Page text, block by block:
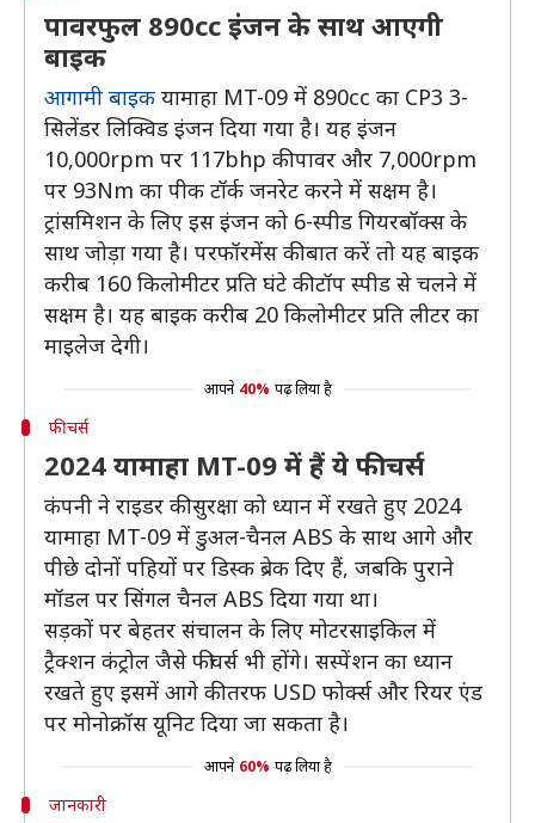
पावरफुल 890cc इंजन के साथ आएगी
बाइक
आगामी बाइक यामाहा MT-09 में 890cc का CP3 3-
सिलेंडर लिक्विड इंजन दिया गया है। यह इंजन
10,000rpm पर 117bhp की पावर और 7,000rpm
पर 93Nm का पीक टॉर्क जनरेट करने में सक्षम है।
ट्रांसमिशन के लिए इस इंजन को 6-स्पीड गियरबॉक्स के
साथ जोड़ा गया है। परफॉरमेंस की बात करें तो यह बाइक
करीब 160 किलोमीटर प्रति घंटे की टॉप स्पीड से चलने में
सक्षम है। यह बाइक करीब 20 किलोमीटर प्रति लीटर का
माइलेज देगी।
आपने 40% पढ़ लिया है
फीचर्स
2024 यामाहा MT-09 में हैं ये फीचर्स
कंपनी ने राइडर की सुरक्षा को ध्यान में रखते हुए 2024
यामाहा MT-09 में डुअल-चैनल ABS के साथ आगे और
पीछे दोनों पहियों पर डिस्क ब्रेक दिए हैं, जबकि पुराने
मॉडल पर सिंगल चैनल ABS दिया गया था।
सड़कों पर बेहतर संचालन के लिए मोटरसाइकिल में
ट्रैक्शन कंट्रोल जैसे फीचर्स भी होंगे। सस्पेंशन का ध्यान
रखते हुए इसमें आगे की तरफ USD फोर्क्स और रियर एंड
पर मोनोक्रॉस यूनिट दिया जा सकता है।
आपने 60% पढ़ लिया है
जानकारी